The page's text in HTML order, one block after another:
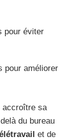
pour éviter
pour améliorer
accroître sa
du bureau
et de